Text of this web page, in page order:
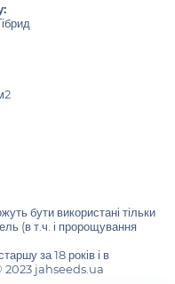
бути використані тільки
(в т.ч. і пророщування
за 18 років і в
2023 jahseeds.ua